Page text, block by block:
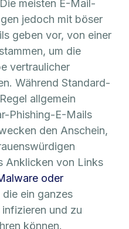
meisten E-Mail-
jedoch mit böser
geben vor, von einer
um die
vertraulicher
Während Standard-
allgemein
Phishing-E-Mails
den Anschein,
Anklicken von Links
oder
die ein ganzes
und zu
können.